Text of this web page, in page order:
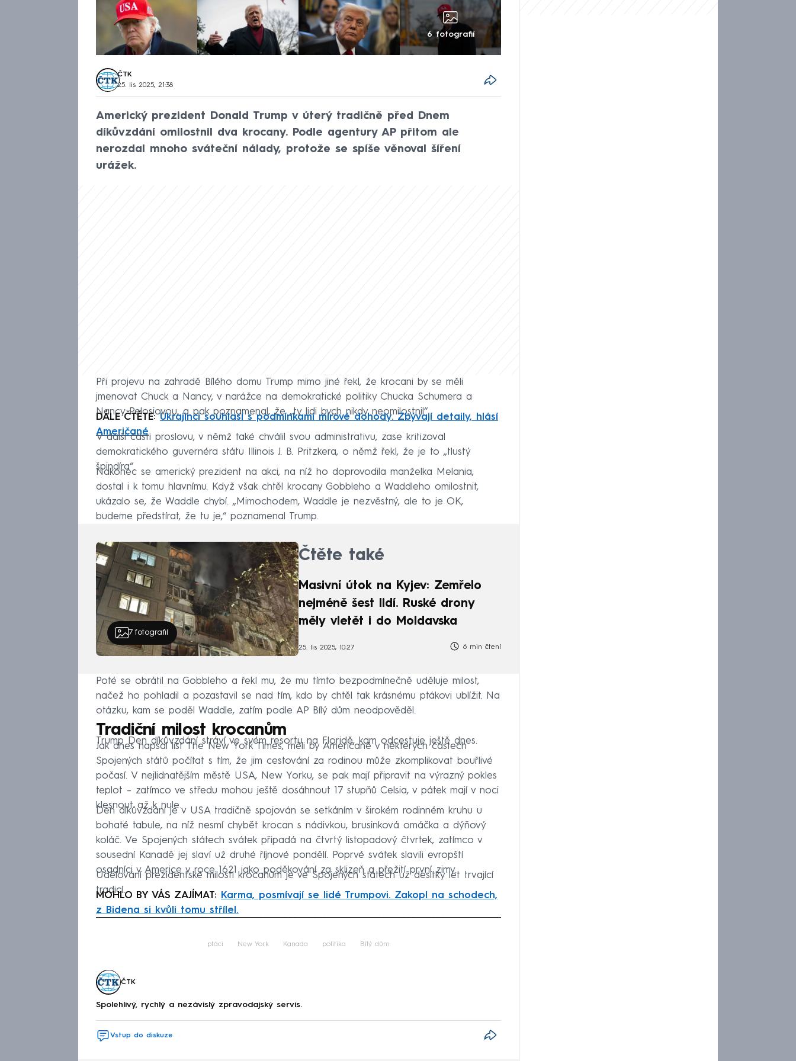
6 fotografií
ČTK
25. lis 2025, 21:38
Americký prezident Donald Trump v úterý tradičně před Dnem
díkůvzdání omilostnil dva krocany. Podle agentury AP přitom ale
nerozdal mnoho sváteční nálady, protože se spíše věnoval šíření
urážek.
Při projevu na zahradě Bílého domu Trump mimo jiné řekl, že krocani by se měli
jmenovat Chuck a Nancy, v narážce na demokratické politiky Chucka Schumera a
Nancy Pelosiovou, a pak poznamenal, že „ty lidi bych nikdy neomilostnil“.
DÁLE ČTĚTE:Ukrajinci souhlasí s podmínkami mírové dohody. Zbývají detaily, hlásí
Američané
V další části proslovu, v němž také chválil svou administrativu, zase kritizoval
demokratického guvernéra státu Illinois J. B. Pritzkera, o němž řekl, že je to „tlustý
špindíra“.
Nakonec se americký prezident na akci, na níž ho doprovodila manželka Melania,
dostal i k tomu hlavnímu. Když však chtěl krocany Gobbleho a Waddleho omilostnit,
ukázalo se, že Waddle chybí. „Mimochodem, Waddle je nezvěstný, ale to je OK,
budeme předstírat, že tu je,“ poznamenal Trump.
7 fotografií
Čtěte také
Masivní útok na Kyjev: Zemřelo
nejméně šest lidí. Ruské drony
měly vletět i do Moldavska
25. lis 2025, 10:27 6 min čtení
Poté se obrátil na Gobbleho a řekl mu, že mu tímto bezpodmínečně uděluje milost,
načež ho pohladil a pozastavil se nad tím, kdo by chtěl tak krásnému ptákovi ublížit. Na
otázku, kam se poděl Waddle, zatím podle AP Bílý dům neodpověděl.
Tradiční milost krocanům
Trump Den díkůvzdání stráví ve svém resortu na Floridě, kam odcestuje ještě dnes.
Jak dnes napsal list The New York Times, měli by Američané v některých částech
Spojených států počítat s tím, že jim cestování za rodinou může zkomplikovat bouřlivé
počasí. V nejlidnatějším městě USA, New Yorku, se pak mají připravit na výrazný pokles
teplot – zatímco ve středu mohou ještě dosáhnout 17 stupňů Celsia, v pátek mají v noci
klesnout až k nule.
Den díkůvzdání je v USA tradičně spojován se setkáním v širokém rodinném kruhu u
bohaté tabule, na níž nesmí chybět krocan s nádivkou, brusinková omáčka a dýňový
koláč. Ve Spojených státech svátek připadá na čtvrtý listopadový čtvrtek, zatímco v
sousední Kanadě jej slaví už druhé říjnové pondělí. Poprvé svátek slavili evropští
osadníci v Americe v roce 1621 jako poděkování za sklizeň a přežití první zimy.
Udělování prezidentské milosti krocanům je ve Spojených státech už desítky let trvající
tradicí.
MOHLO BY VÁS ZAJÍMAT:
Karma, posmívají se lidé Trumpovi. Zakopl na schodech,
z Bidena si kvůli tomu střílel.
ptáci New York Kanada politika Bílý dům
ČTK
Spolehlivý, rychlý a nezávislý zpravodajský servis.
Vstup do diskuze